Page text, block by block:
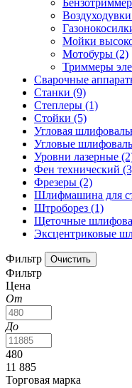
Воздуходувки
Мойки
Мотобуры (2)
Триммеры
Сварочные
Станки (9)
Степлеры (1)
Стойки (5)
Угловая
Угловые
Уровни лазерные
Фен технический
Фрезеры (2)
Шлифмашина для
Штроборез (1)
Щеточные
Эксцентриковые
Фильтр
Фильтр
Цена
От
До
480
11 885
Торговая марка